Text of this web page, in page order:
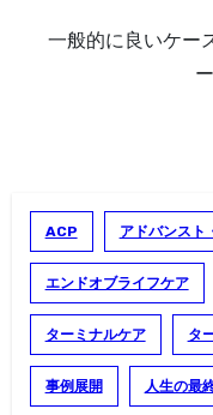
一般的に良いケースワークは「場面を具体的にイメ
ACP アドバンスト
エンドオブライフケア
ターミナルケア タ
事例展開 人生の最